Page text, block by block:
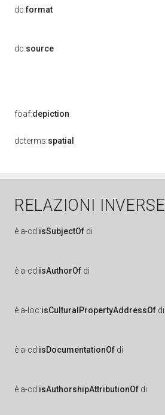
dc:format
dc:source
foaf:depiction
dcterms:spatial
RELAZIONI INVERSE
è a-cd:isSubjectOf di
è a-cd:isAuthorOf di
è a-loc:isCulturalPropertyAddressOf di
è a-cd:isDocumentationOf di
è a-cd:isAuthorshipAttributionOf di